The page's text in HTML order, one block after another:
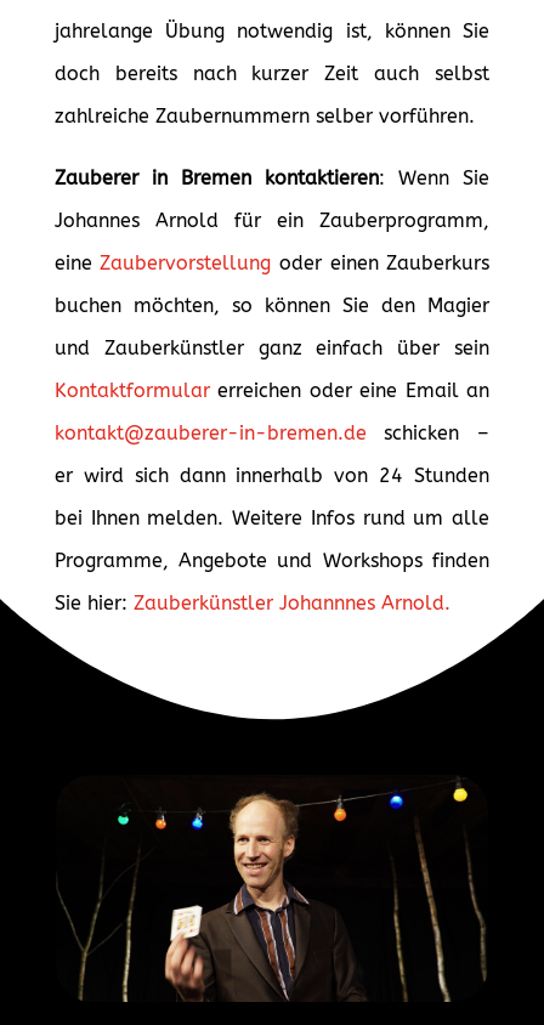
jahrelange Übung notwendig ist, können Sie
doch bereits nach kurzer Zeit auch selbst
zahlreiche Zaubernummern selber vorführen.
Zauberer in Bremen kontaktieren: Wenn Sie
Johannes Arnold für ein Zauberprogramm,
eineZaubervorstellung oder einen Zauberkurs
buchen möchten, so können Sie den Magier
und Zauberkünstler ganz einfach über sein
Kontaktformularerreichen oder eine Email an
kontakt@zauberer-in-bremen.de schicken –
er wird sich dann innerhalb von 24 Stunden
bei Ihnen melden. Weitere Infos rund um alle
Programme, Angebote und Workshops finden
Sie hier: Zauberkünstler Johannnes Arnold.